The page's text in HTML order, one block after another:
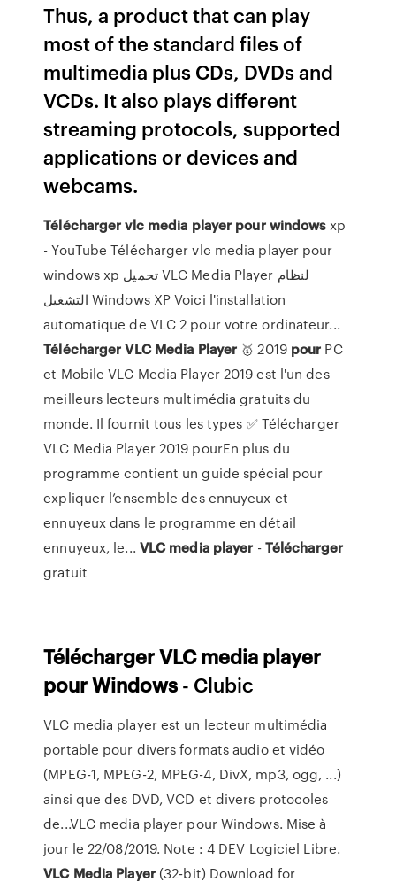
Thus, a product that can play
most of the standard files of
multimedia plus CDs, DVDs and
VCDs. It also plays different
streaming protocols, supported
applications or devices and
webcams.
Télécharger vlc media player pour windowsxp
- YouTube Télécharger vlc media player pour
windows xp تحميل VLC Media Player لنظام
التشغيل Windows XP Voici l'installation
automatique de VLC 2 pour votre ordinateur...
Télécharger VLC Media Player 🥇 2019 pour PC
et Mobile VLC Media Player 2019 est l'un des
meilleurs lecteurs multimédia gratuits du
monde. Il fournit tous les types ✅ Télécharger
VLC Media Player 2019 pourEn plus du
programme contient un guide spécial pour
expliquer l’ensemble des ennuyeux et
ennuyeux dans le programme en détail
ennuyeux, le... VLC media player -Télécharger
gratuit
TéléchargerVLCmedia player
pourWindows - Clubic
VLC media player est un lecteur multimédia
portable pour divers formats audio et vidéo
(MPEG-1, MPEG-2, MPEG-4, DivX, mp3, ogg, ...)
ainsi que des DVD, VCD et divers protocoles
de...VLC media player pour Windows. Mise à
jour le 22/08/2019. Note : 4 DEV Logiciel Libre.
VLC Media Player(32-bit) Download for